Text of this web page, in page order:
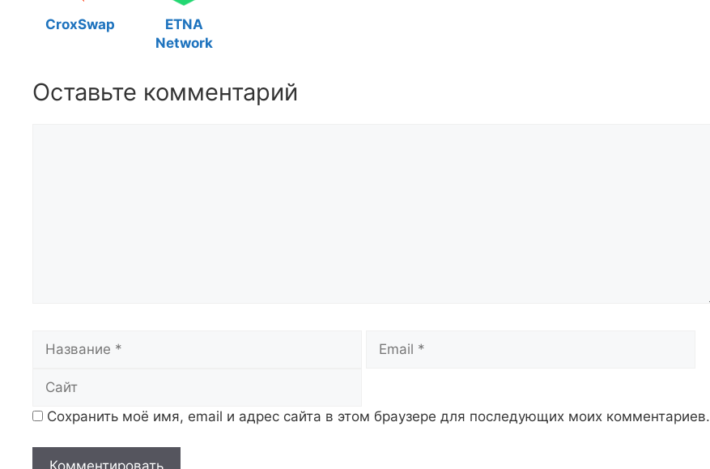
CroxSwap
ETNA
Network
Оставьте комментарий
Сохранить моё имя, email и адрес сайта в этом браузере для последующих моих комментариев.